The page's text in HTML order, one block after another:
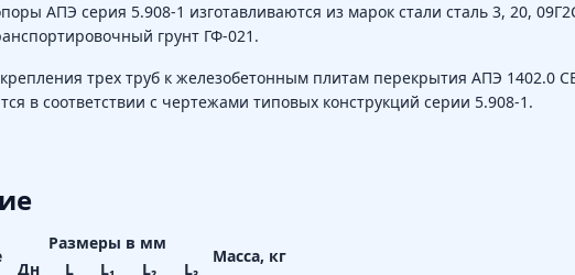
АПЭ серия 5.908-1 изготавливаются из марок стали сталь 3, 20,
грунт ГФ-021.
трех труб к железобетонным плитам перекрытия АПЭ 1402.0
в соответствии с чертежами типовых конструкций серии 5.908-1.
Размеры в мм
Масса, кг
Дн L L₁ L₂
L₃